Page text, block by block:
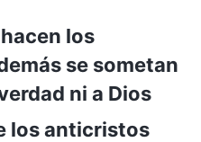
los
se sometan
ni a Dios
los anticristos